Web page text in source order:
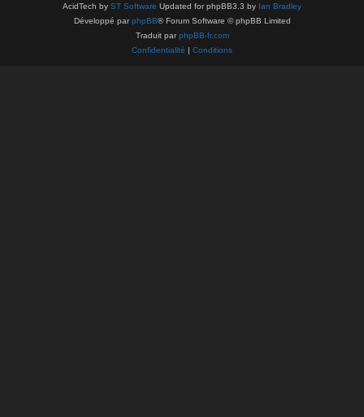
AcidTech by ST Software Updated for phpBB3.3 by Ian Bradley
Développé parphpBB® Forum Software © phpBB Limited
Traduit parphpBB-fr.com
Confidentialité | Conditions